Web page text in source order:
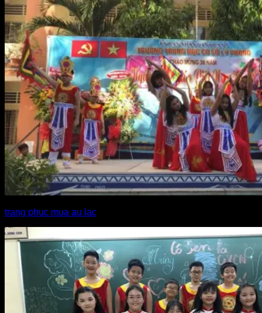
trang phuc mua au lac